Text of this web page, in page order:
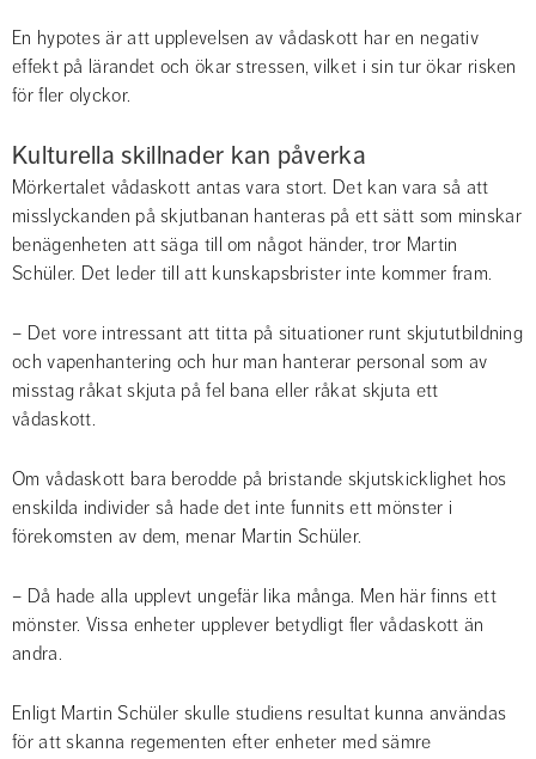
En hypotes är att upplevelsen av vådaskott har en negativ
effekt på lärandet och ökar stressen, vilket i sin tur ökar risken
för fler olyckor.
Kulturella skillnader kan påverka
Mörkertalet vådaskott antas vara stort. Det kan vara så att
misslyckanden på skjutbanan hanteras på ett sätt som minskar
benägenheten att säga till om något händer, tror Martin
Schüler. Det leder till att kunskapsbrister inte kommer fram.
– Det vore intressant att titta på situationer runt skjututbildning
och vapenhantering och hur man hanterar personal som av
misstag råkat skjuta på fel bana eller råkat skjuta ett
vådaskott.
Om vådaskott bara berodde på bristande skjutskicklighet hos
enskilda individer så hade det inte funnits ett mönster i
förekomsten av dem, menar Martin Schüler.
– Då hade alla upplevt ungefär lika många. Men här finns ett
mönster. Vissa enheter upplever betydligt fler vådaskott än
andra.
Enligt Martin Schüler skulle studiens resultat kunna användas
för att skanna regementen efter enheter med sämre